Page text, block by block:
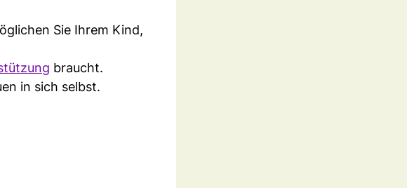
Sie Ihrem Kind,
braucht.
in sich selbst.